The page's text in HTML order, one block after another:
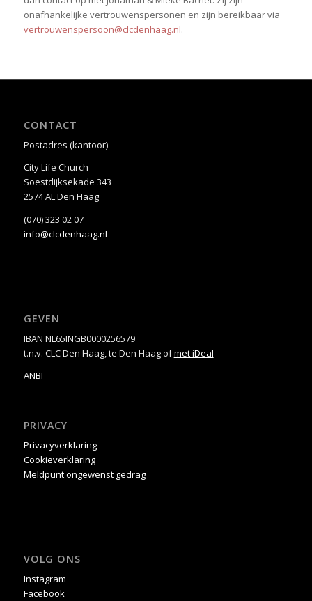
onafhankelijke vertrouwenspersonen en zijn bereikbaar via
vertrouwenspersoon@clcdenhaag.nl.
CONTACT
Postadres (kantoor)
City Life Church
Soestdijksekade 343
2574 AL Den Haag
(070) 323 02 07
info@clcdenhaag.nl
GEVEN
IBAN NL65INGB0000256579
t.n.v. CLC Den Haag, te Den Haag ofmet iDeal
ANBI
PRIVACY
Privacyverklaring
Cookieverklaring
Meldpunt ongewenst gedrag
VOLG ONS
Instagram
Facebook